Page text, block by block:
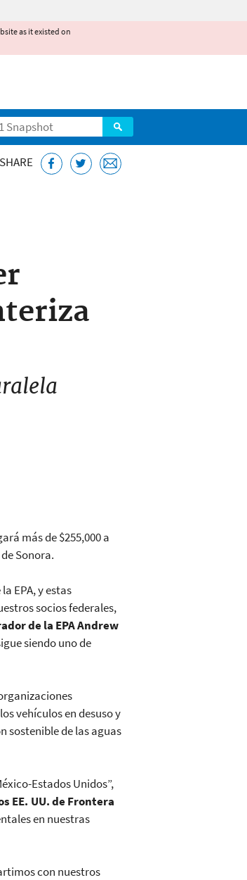
as it existed on
SHARE
más de $255,000 a
Sonora.
EPA, y estas
socios federales,
de la EPA Andrew
siendo uno de
vehículos en desuso y
sostenible de las aguas
Estados Unidos”,
EE. UU. de Frontera
en nuestras
con nuestros